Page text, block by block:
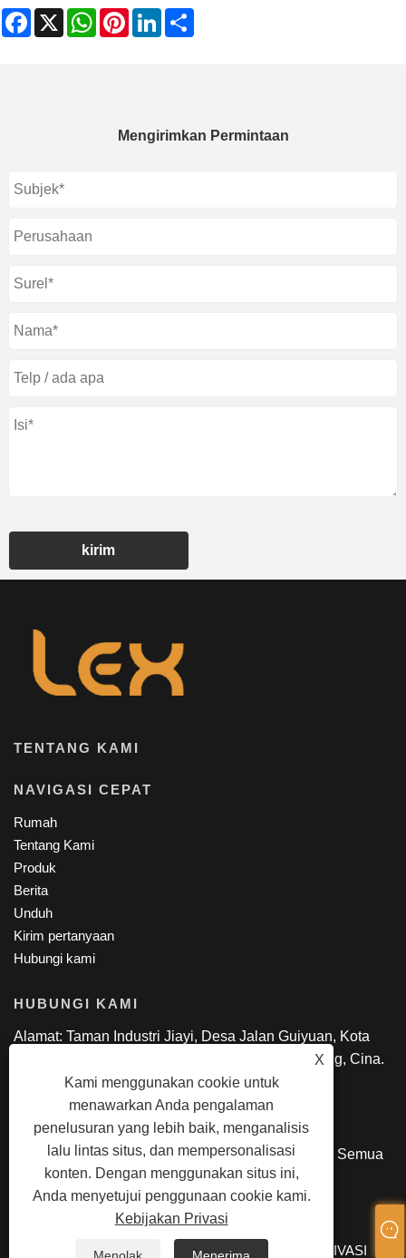
Facebook
X WhatsApp
PinterestLinkedIn
Mengirimkan Permintaan
kirim
X
Kami menggunakan cookie untuk
menawarkan Anda pengalaman
penelusuran yang lebih baik, menganalisis
lalu lintas situs, dan mempersonalisasi
konten. Dengan menggunakan situs ini,
Anda menyetujui penggunaan cookie kami.
Kebijakan Privasi
TENTANG KAMI
NAVIGASI CEPAT
Rumah
Tentang Kami
Produk
Berita
Unduh
Kirim pertanyaan
Hubungi kami
HUBUNGI KAMI
Alamat: Taman Industri Jiayi, Desa Jalan Guiyuan, Kota
Guanlan, Distrik Longhua, Shen Zhen, GuangDong, Cina.
Telp: +86-18818695085
manager@lexsmartcard.com
Hak Cipta © 2022 Shenzhen Lex Smart Co., Ltd. Semua
hak Dilindungi Undang-undang.
SITEMAP XML KEBIJAKAN PRIVASI